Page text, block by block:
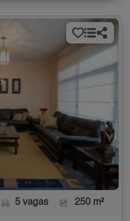
5 vagas 250 m²